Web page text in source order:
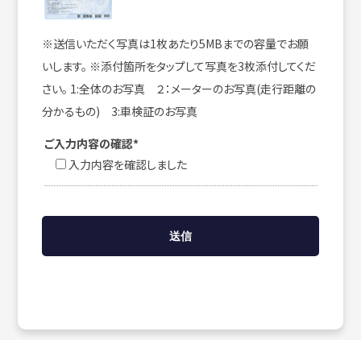
※送信いただく写真は1枚あたり5MBまでの容量でお願
いします。 ※添付箇所をタップして写真を3枚添付してくだ
さい。 1:全体のお写真 ２：メーターのお写真(走行距離の
分かるもの) 3:車検証のお写真
ご入力内容の確認*
入力内容を確認しました